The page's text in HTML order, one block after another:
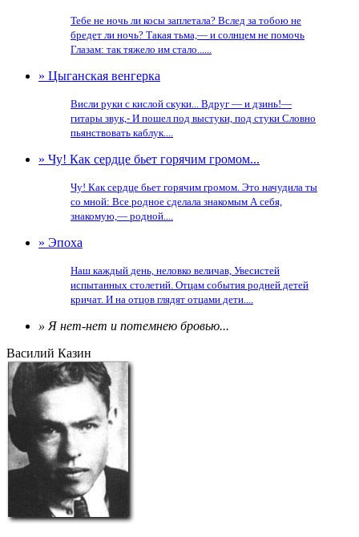
Тебе не ночь ли косы заплетала? Вслед за тобою не
бредет ли ночь? Такая тьма,— и солнцем не помочь
Глазам: так тяжело им стало......
» Цыганская венгерка
Висли руки с кислой скуки... Вдруг — и дзинь!—
гитары звук,- И пошел под выстуки, под стуки Словно
пьянствовать каблук....
» Чу! Как сердце бьет горячим громом...
Чу! Как сердце бьет горячим громом. Это начудила ты
со мной: Все родное сделала знакомым А себя,
знакомую,— родной....
» Эпоха
Наш каждый день, неловко величав, Увесистей
испытанных столетий. Отцам события родней детей
кричат. И на отцов глядят отцами дети....
» Я нет-нет и потемнею бровью...
Василий Казин